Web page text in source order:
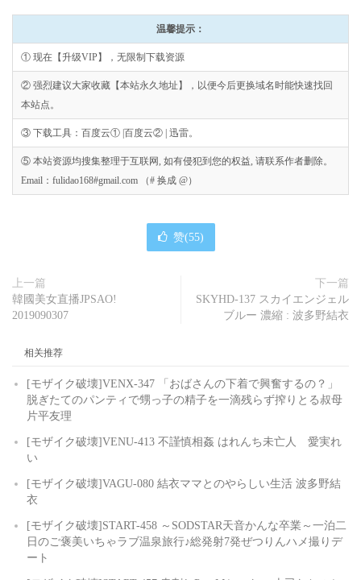
温馨提示：
① 现在【升级VIP】，无限制下载资源
② 强烈建议大家收藏【本站永久地址】，以便今后更换域名时能快速找回
本站点。
③ 下载工具：百度云① |百度云② | 迅雷。
⑤ 本站资源均搜集整理于互联网, 如有侵犯到您的权益, 请联系作者删除。
Email：fulidao168#gmail.com （# 换成 @）
赞(55)
上一篇
韓國美女直播JPSAO!
2019090307
下一篇
SKYHD-137 スカイエンジェル
ブルー 濃縮 : 波多野結衣
相关推荐
[モザイク破壊]VENX-347 「おばさんの下着で興奮するの？」
脱ぎたてのパンティで甥っ子の精子を一滴残らず搾りとる叔母
片平友理
[モザイク破壊]VENU-413 不謹慎相姦 はれんち未亡人 愛実れ
い
[モザイク破壊]VAGU-080 結衣ママとのやらしい生活 波多野結
衣
[モザイク破壊]START-458 ～SODSTAR天音かんな卒業～一泊二
日のご褒美いちゃラブ温泉旅行♪総発射7発ぜつりんハメ撮りデ
ート